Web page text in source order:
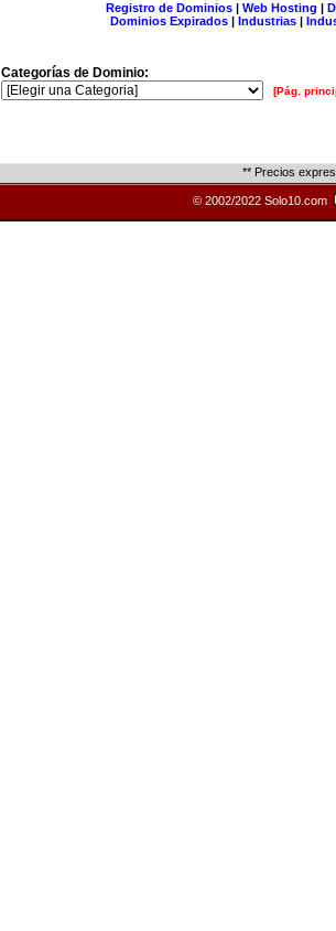
Registro de Dominios| Web Hosting |
Dominios Expirados | Industrias |
Categorías de Dominio:
[Pág.
** Precios
© 2002/2022 Solo10.com